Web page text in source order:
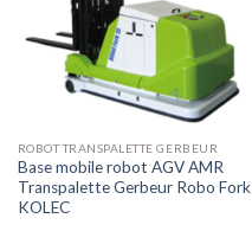
ROBOT TRANSPALETTE GERBEUR
Base mobile robot AGV AMR
Transpalette Gerbeur Robo Fork
KOLEC